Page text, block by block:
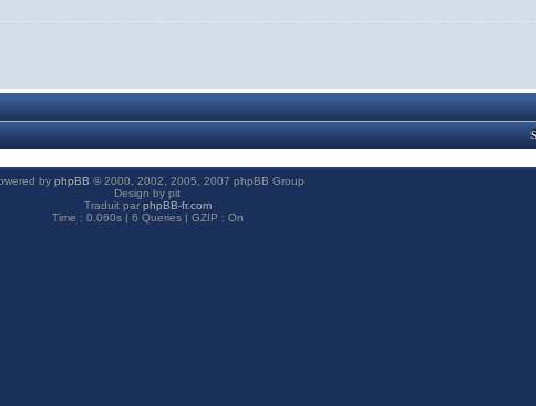
by phpBB © 2000, 2002, 2005, 2007 phpBB Group
Design by pit
Traduit par phpBB-fr.com
Time : 0.060s | 6 Queries | GZIP : On